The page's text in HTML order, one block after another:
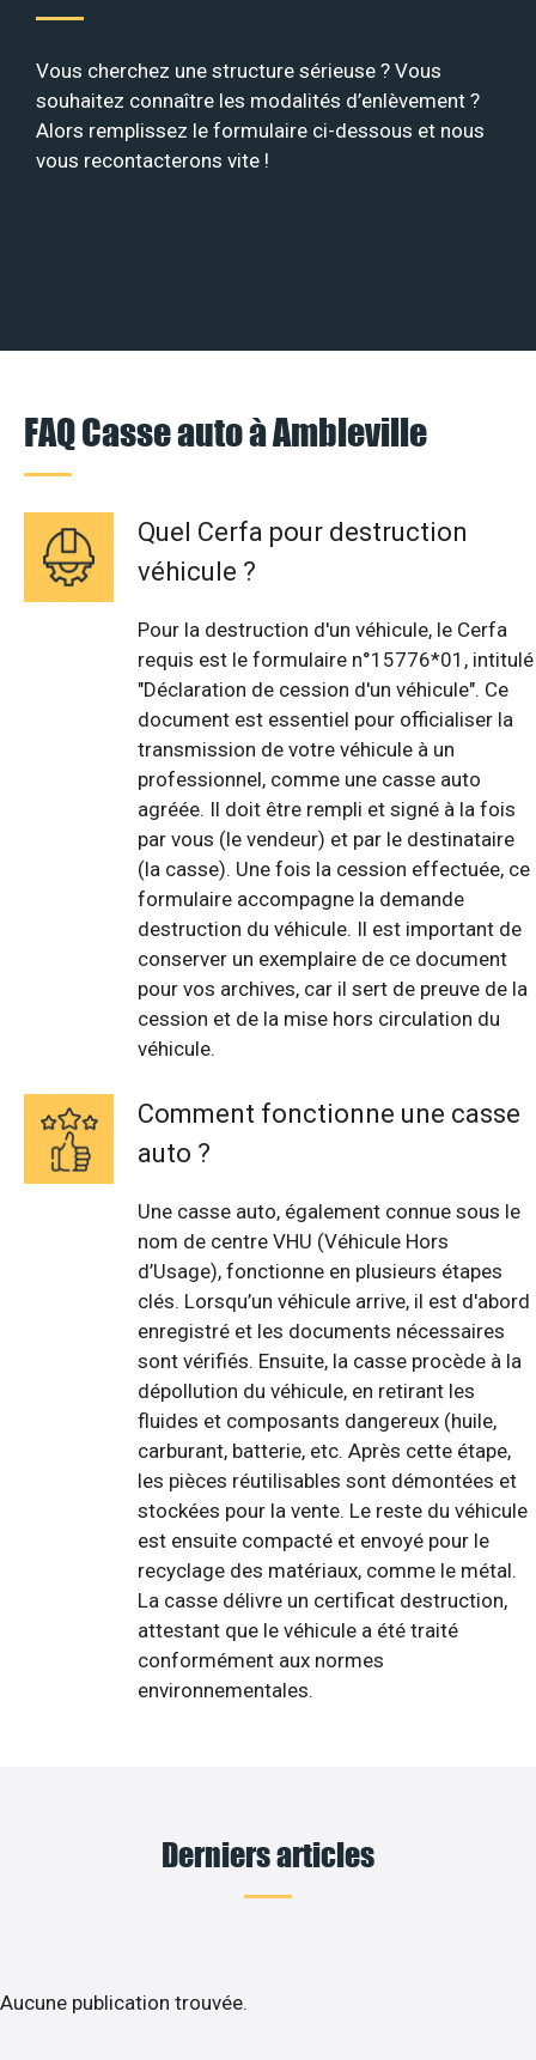
Vous cherchez une structure sérieuse ? Vous
souhaitez connaître les modalités d’enlèvement ?
Alors remplissez le formulaire ci-dessous et nous
vous recontacterons vite !
FAQ Casse auto à Ambleville
Quel Cerfa pour destruction
véhicule ?
Pour la destruction d'un véhicule, le Cerfa
requis est le formulaire n°15776*01, intitulé
"Déclaration de cession d'un véhicule". Ce
document est essentiel pour officialiser la
transmission de votre véhicule à un
professionnel, comme une casse auto
agréée. Il doit être rempli et signé à la fois
par vous (le vendeur) et par le destinataire
(la casse). Une fois la cession effectuée, ce
formulaire accompagne la demande
destruction du véhicule. Il est important de
conserver un exemplaire de ce document
pour vos archives, car il sert de preuve de la
cession et de la mise hors circulation du
véhicule.
Comment fonctionne une casse
auto ?
Une casse auto, également connue sous le
nom de centre VHU (Véhicule Hors
d’Usage), fonctionne en plusieurs étapes
clés. Lorsqu’un véhicule arrive, il est d'abord
enregistré et les documents nécessaires
sont vérifiés. Ensuite, la casse procède à la
dépollution du véhicule, en retirant les
fluides et composants dangereux (huile,
carburant, batterie, etc. Après cette étape,
les pièces réutilisables sont démontées et
stockées pour la vente. Le reste du véhicule
est ensuite compacté et envoyé pour le
recyclage des matériaux, comme le métal.
La casse délivre un certificat destruction,
attestant que le véhicule a été traité
conformément aux normes
environnementales.
Derniers articles
Aucune publication trouvée.